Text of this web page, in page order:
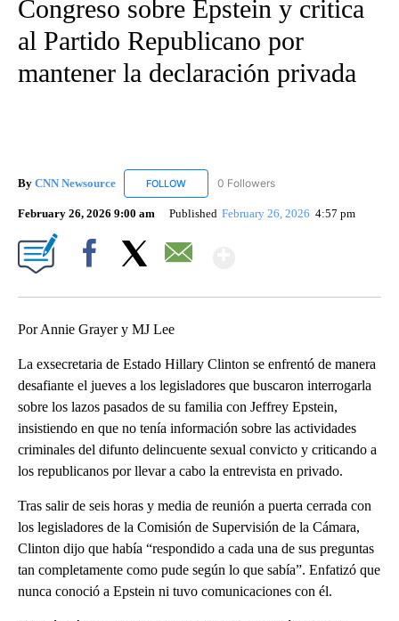
Congreso sobre Epstein y critica
al Partido Republicano por
mantener la declaración privada
By CNN Newsource FOLLOW FOLLOW "CNN NEWSOURCE" TO RECEIVE
0 Followers
February 26, 2026 9:00 am Published February 26, 2026 4:57 pm
Por Annie Grayer y MJ Lee
La exsecretaria de Estado Hillary Clinton se enfrentó de manera
desafiante el jueves a los legisladores que buscaron interrogarla
sobre los lazos pasados de su familia con Jeffrey Epstein,
insistiendo en que no tenía información sobre las actividades
criminales del difunto delincuente sexual convicto y criticando a
los republicanos por llevar a cabo la entrevista en privado.
Tras salir de seis horas y media de reunión a puerta cerrada con
los legisladores de la Comisión de Supervisión de la Cámara,
Clinton dijo que había “respondido a cada una de sus preguntas
tan completamente como pude según lo que sabía”. Enfatizó que
nunca conoció a Epstein ni tuvo comunicaciones con él.